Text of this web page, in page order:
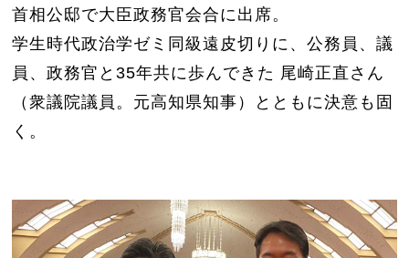
首相公邸で大臣政務官会合に出席。
学生時代政治学ゼミ同級遠皮切りに、公務員、議
員、政務官と35年共に歩んできた 尾崎正直さん
（衆議院議員。元高知県知事）とともに決意も固
く。